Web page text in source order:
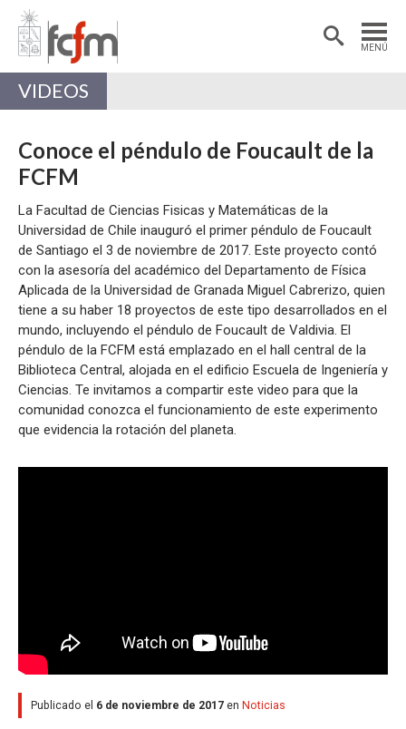
MENÚ
Estudiantes
Académicas/os
VIDEOS
Conoce el péndulo de Foucault de la
FCFM
La Facultad de Ciencias Fisicas y Matemáticas de la
Universidad de Chile inauguró el primer péndulo de Foucault
de Santiago el 3 de noviembre de 2017. Este proyecto contó
con la asesoría del académico del Departamento de Física
Aplicada de la Universidad de Granada Miguel Cabrerizo, quien
tiene a su haber 18 proyectos de este tipo desarrollados en el
mundo, incluyendo el péndulo de Foucault de Valdivia. El
péndulo de la FCFM está emplazado en el hall central de la
Biblioteca Central, alojada en el edificio Escuela de Ingeniería y
Ciencias. Te invitamos a compartir este video para que la
comunidad conozca el funcionamiento de este experimento
que evidencia la rotación del planeta.
Publicado el 6 de noviembre de 2017 en Noticias